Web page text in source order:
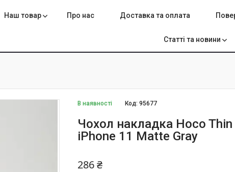
Наш товар Про нас Доставка та оплата
Статті та новини
В наявності Код:95677
Чохол накладка Hoco
iPhone 11 Matte Gray
286 ₴